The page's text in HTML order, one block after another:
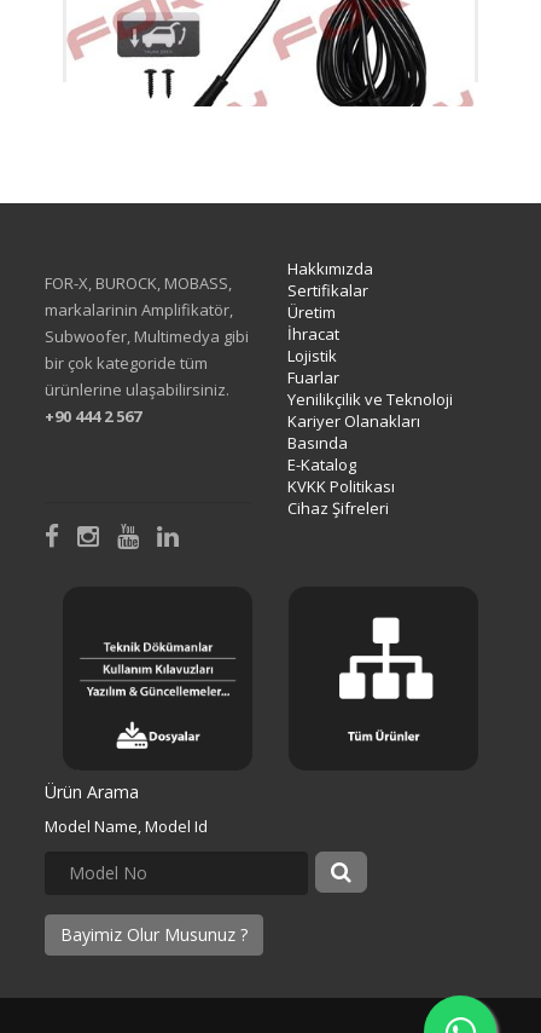
FOR-X, BUROCK, MOBASS,
markalarinin Amplifikatör,
Subwoofer, Multimedya gibi
bir çok kategoride tüm
ürünlerine ulaşabilirsiniz.
+90 444 2 567
Hakkımızda
Sertifikalar
Üretim
İhracat
Lojistik
Fuarlar
Yenilikçilik ve Teknoloji
Kariyer Olanakları
Basında
E-Katalog
KVKK Politikası
Cihaz Şifreleri
Ürün Arama
Model Name, Model Id
Bayimiz Olur Musunuz ?